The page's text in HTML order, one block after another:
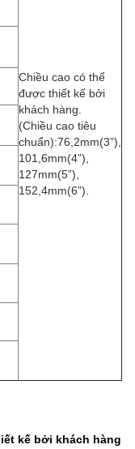
Chiều cao có thể
được thiết kế bởi
khách hàng.
(Chiều cao tiêu
chuẩn):76,2mm(3”),
101,6mm(4”),
127mm(5”),
152,4mm(6”).
kế bởi khách hàng